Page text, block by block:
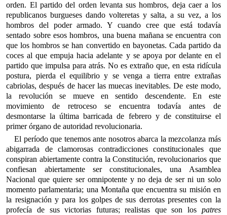
orden. El partido del orden levanta sus hombros, deja caer a los
republicanos burgueses dando volteretas y salta, a su vez, a los
hombros del poder armado. Y cuando cree que está todavía
sentado sobre esos hombros, una buena mañana se encuentra con
que los hombros se han convertido en bayonetas. Cada partido da
coces al que empuja hacia adelante y se apoya por delante en el
partido que impulsa para atrás. No es extraño que, en esta ridícula
postura, pierda el equilibrio y se venga a tierra entre extrañas
cabriolas, después de hacer las muecas inevitables. De este modo,
la revolución se mueve en sentido descendente. En este
movimiento de retroceso se encuentra todavía antes de
desmontarse la última barricada de febrero y de constituirse el
primer órgano de autoridad revolucionaria.
El período que tenemos ante nosotros abarca la mezcolanza más
abigarrada de clamorosas contradicciones constitucionales que
conspiran abiertamente contra la Constitución, revolucionarios que
confiesan abiertamente ser constitucionales, una Asamblea
Nacional que quiere ser omnipotente y no deja de ser ni un solo
momento parlamentaria; una Montaña que encuentra su misión en
la resignación y para los golpes de sus derrotas presentes con la
profecía de sus victorias futuras; realistas que son los patres